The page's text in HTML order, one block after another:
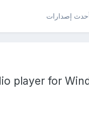
إصدارات
player for